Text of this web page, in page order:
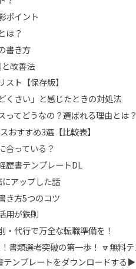
ポイント
は？
書き方
改善法
ト【保存版】
くさい」と感じたときの対処法
ってどうなの？選ばれる理由とは？
おすすめ3選【比較表】
合っている？
歴書テンプレートDL
にアップした話
き方5つのコツ
用が鉄則
・代行で万全な転職準備を！
書類選考突破の第一歩！ 🔽無料
ンプレートをダウンロードす